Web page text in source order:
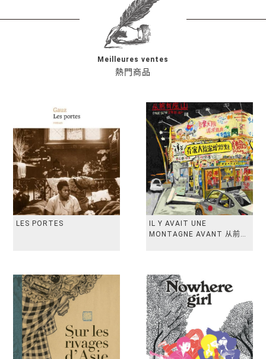
熱門商品
Meilleures ventes
LES PORTES
IL Y AVAIT UNE
MONTAGNE AVANT 从前有